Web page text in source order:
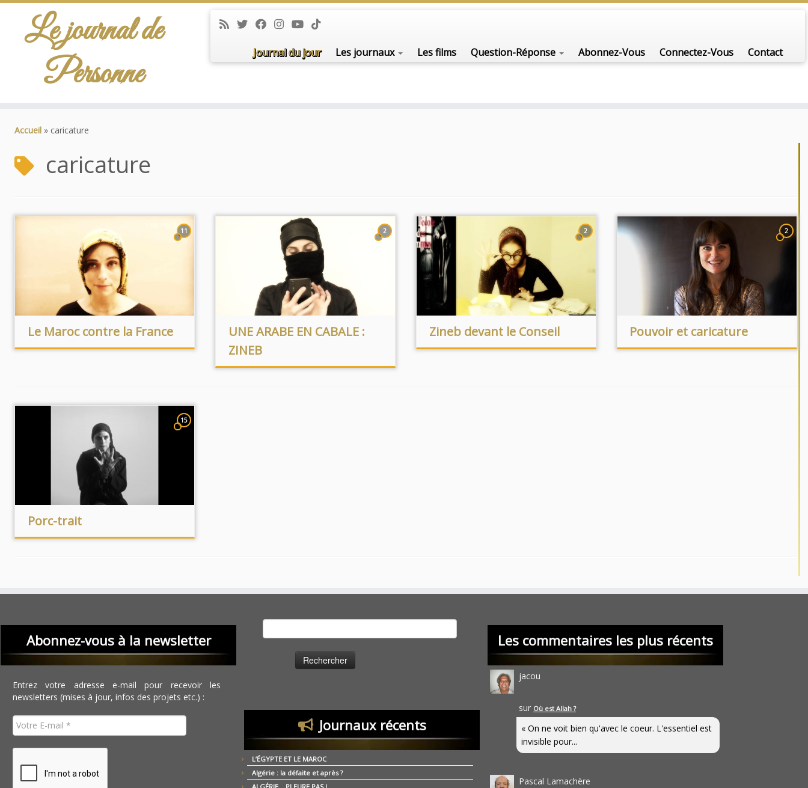
Le journal de
Personne
Journal du jour Les journaux Les films Question-Réponse Abonnez-Vous Connectez-Vous Contact
Accueil » caricature
caricature
11
Le Maroc contre la France
2
UNE ARABE EN CABALE :
ZINEB
2
Zineb devant le Conseil
2
Pouvoir et caricature
15
Porc-trait
Abonnez-vous à la newsletter
Entrez votre adresse e-mail pour recevoir les
newsletters (mises à jour, infos des projets etc.) :
Journaux récents
L’ÉGYPTE ET LE MAROC
Algérie : la défaite et après ?
Les commentaires les plus récents
jacou
sur Où est Allah ?
« On ne voit bien qu'avec le coeur. L'essentiel est
invisible pour...
Pascal Lamachère